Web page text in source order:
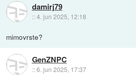
damirj79
::4. jun 2025, 12:18
mimovrste?
GenZNPC
::6. jun 2025, 17:37